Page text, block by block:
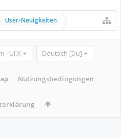
User-Neuigkeiten
- UI.X Deutsch [Du]
Nutzungsbedingungen